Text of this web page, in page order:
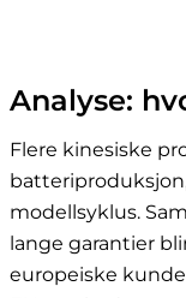
Analyse:
Flere kinesiske
modellsyklus.
lange garantier
europeiske